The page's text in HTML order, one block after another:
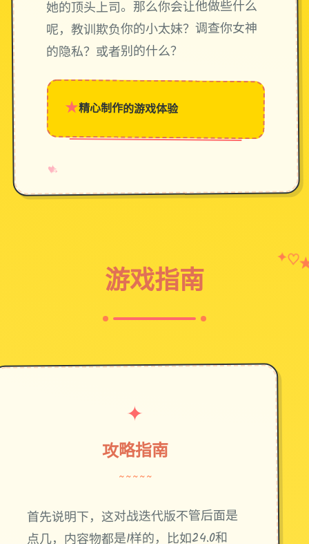
她的顶头上司。那么你会让他做些什么
呢，教训欺负你的小太妹？调查你女神
的隐私？或者别的什么？
★精心制作的游戏体验
♥
✧
→
游戏指南
✦♡
✦
攻略指南
~~~~~
首先说明下，这对战迭代版不管后面是